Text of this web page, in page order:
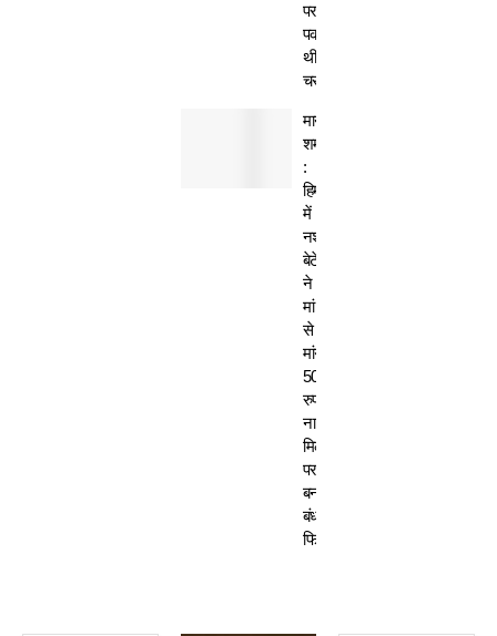
पर
पकड़ी
थी
चरस
मानवता
शर्मसार
:
हिमाचल
में
नशेड़ी
बेटे
ने
मां
से
मांगे
50
रुपए-
ना
मिलने
पर
बनाया
बंधक,
फिर…